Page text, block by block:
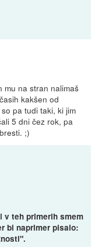
mu na stran nalimaš
kakšen od
pa tudi taki, ki jim
5 dni čez rok, pa
;)
v teh primerih smem
bi naprimer pisalo: